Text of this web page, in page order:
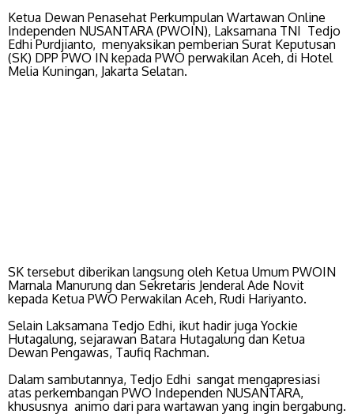
Ketua Dewan Penasehat Perkumpulan Wartawan Online
Independen NUSANTARA (PWOIN), Laksamana TNI Tedjo
Edhi Purdjianto, menyaksikan pemberian Surat Keputusan
(SK) DPP PWO IN kepada PWO perwakilan Aceh, di Hotel
Melia Kuningan, Jakarta Selatan.
SK tersebut diberikan langsung oleh Ketua Umum PWOIN
Marnala Manurung dan Sekretaris Jenderal Ade Novit
kepada Ketua PWO Perwakilan Aceh, Rudi Hariyanto.
Selain Laksamana Tedjo Edhi, ikut hadir juga Yockie
Hutagalung, sejarawan Batara Hutagalung dan Ketua
Dewan Pengawas, Taufiq Rachman.
Dalam sambutannya, Tedjo Edhi sangat mengapresiasi
atas perkembangan PWO Independen NUSANTARA,
khususnya animo dari para wartawan yang ingin bergabung.